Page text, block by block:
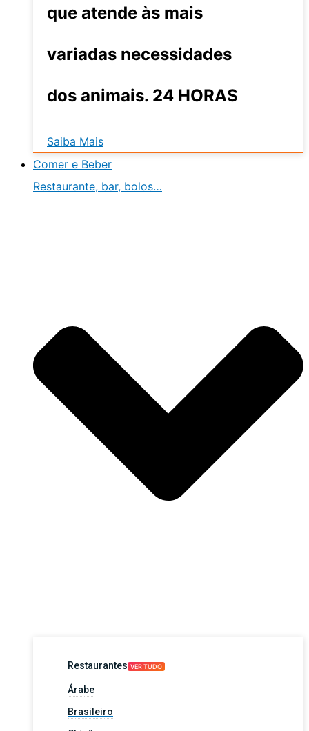
que atende às mais
variadas necessidades
dos animais. 24 HORAS
Saiba Mais
Comer e Beber
Restaurante, bar, bolos…
Restaurantes VER TUDO
Árabe
Brasileiro